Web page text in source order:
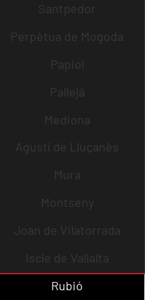
Santpedor
Perpètua de Mogoda
Papiol
Pallejà
Mediona
Agustí de Lluçanès
Mura
Montseny
Joan de Vilatorrada
Iscle de Vallalta
Rubió